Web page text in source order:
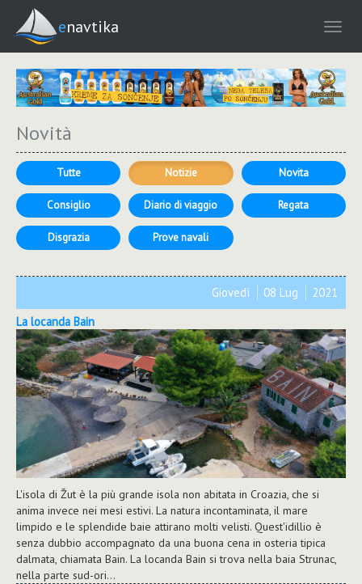
enavtika
Novità
Tutte Notizie Novita
Consiglio Diario di viaggio Regata
Disgrazia Prove navali
La locanda Bain
L'isola di Žut è la più grande isola non abitata in Croazia, che si
anima invece nei mesi estivi. La natura incontaminata, il mare
limpido e le splendide baie attirano molti velisti. Quest'idillio è
senza dubbio accompagnato da una buona cena in osteria tipica
dalmata, chiamata Bain. La locanda Bain si trova nella baia Strunac,
nella parte sud-ori...
Giovedì 08 Lug 2021